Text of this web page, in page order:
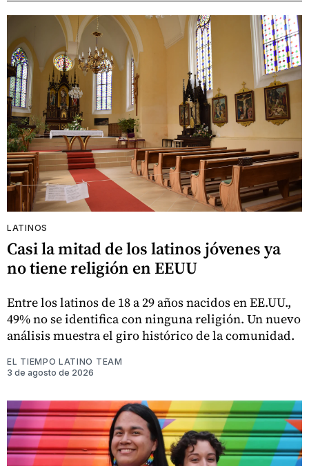
LATINOS
Casi la mitad de los latinos jóvenes ya
no tiene religión en EEUU
Entre los latinos de 18 a 29 años nacidos en EE.UU.,
49% no se identifica con ninguna religión. Un nuevo
análisis muestra el giro histórico de la comunidad.
EL TIEMPO LATINO TEAM
3 de agosto de 2026